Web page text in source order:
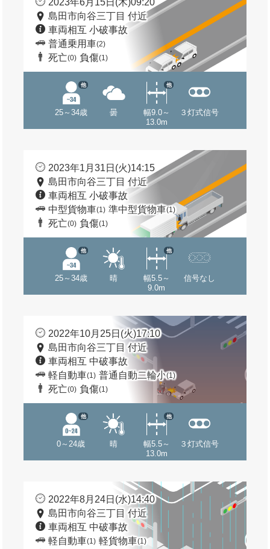
2023年6月15日(木)09:20
島田市向谷三丁目 付近
車両相互 小破事故
普通乗用車(2)
死亡(0) 負傷(1)
25～34歳
他
曇
幅9.0～
13.0m
他
３灯式信号
2023年1月31日(火)14:15
島田市向谷三丁目 付近
車両相互 小破事故
中型貨物車(1) 準中型貨物車(1)
死亡(0) 負傷(1)
25～34歳
他
晴
幅5.5～
9.0m
他
信号なし
2022年10月25日(火)17:10
島田市向谷三丁目 付近
車両相互 中破事故
軽自動車(1) 普通自動二輪小(1)
死亡(0) 負傷(1)
0～24歳
他
晴
幅5.5～
13.0m
他
３灯式信号
2022年8月24日(水)14:40
島田市向谷三丁目 付近
車両相互 中破事故
軽自動車(1) 軽貨物車(1)